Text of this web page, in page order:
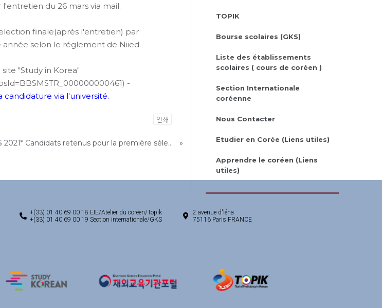
du 26 mars via mail.
finale(après l'entretien) par
selon le réglement de Niied.
"Study in Korea"
-
candidature via l'université.
인쇄
*GKS 2021* Candidats retenus pour la première sélection par l'ambassade »
TOPIK
Bourse scolaires (GKS)
Liste des établissements
scolaires ( cours de coréen )
Section Internationale
coréenne
Nous Contacter
Etudier en Corée (Liens utiles)
Apprendre le coréen (Liens
utiles)
+(33) 01 40 69 00 18 EIE/Atelier du coréen/Topik
+(33) 01 40 69 00 19 Section internationale/GKS
2 avenue d'Iéna
75116 Paris FRANCE